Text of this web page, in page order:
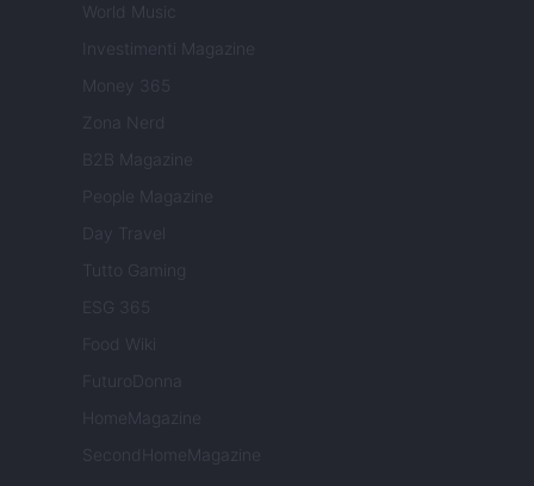
World Music
Investimenti Magazine
Money 365
Zona Nerd
B2B Magazine
People Magazine
Day Travel
Tutto Gaming
ESG 365
Food Wiki
FuturoDonna
HomeMagazine
SecondHomeMagazine